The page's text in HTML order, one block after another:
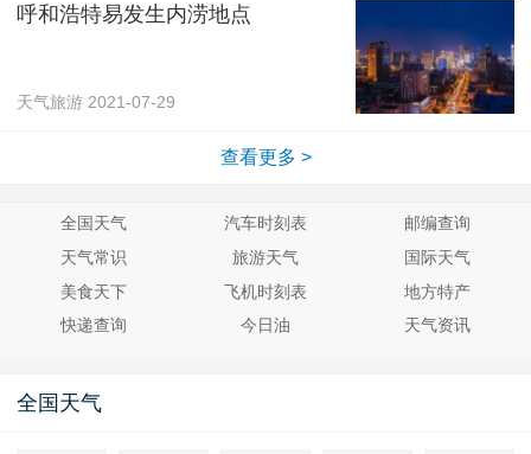
呼和浩特易发生内涝地点
天气旅游 2021-07-29
查看更多 >
全国天气 汽车时刻表
邮编查询
天气常识
旅游天气
国际天气
美食天下
飞机时刻表
地方特产
快递查询
今日油 天气资讯
全国天气